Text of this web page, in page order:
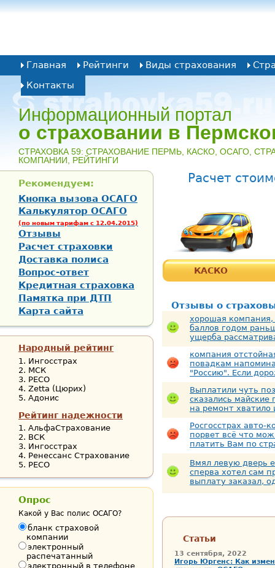
Информационный портал
о страховании в
CТРАХОВКА 59: СТРАХОВАНИЕ ПЕРМЬ, КАСКО, ОСАГО,
КОМПАНИИ, РЕЙТИНГИ
Главная Рейтинги Виды страхования
Контакты
Расчет
КАСКО
Отзывы о
хорошая компания,
баллов годом
ущерба
компания
повадкам
"Россию". Если
Выплатили чуть
сказались майские
на ремонт хватило
Росгосстрах авто-
порвет всё что
платить Вам по
Вмял левую дверь
сперва хотел сам
выплату заказал,
Статьи
13 сентября, 2022
Игорь Юргенс: Как
Рекомендуем:
Кнопка вызова ОСАГО
Калькулятор ОСАГО
(по новым тарифам с 12.04.2015)
Отзывы
Расчет страховки
Доставка полиса
Вопрос-ответ
Кредитная страховка
Памятка при ДТП
Карта сайта
Народный рейтинг
Ингосстрах
МСК
РЕСО
Zetta (Цюрих)
Адонис
Рейтинг надежности
АльфаСтрахование
ВСК
Ингосстрах
Ренессанс Страхование
РЕСО
Опрос
Какой у Вас полис ОСАГО?
бланк страховой
компании
электронный
распечатанный
электронный в телефоне